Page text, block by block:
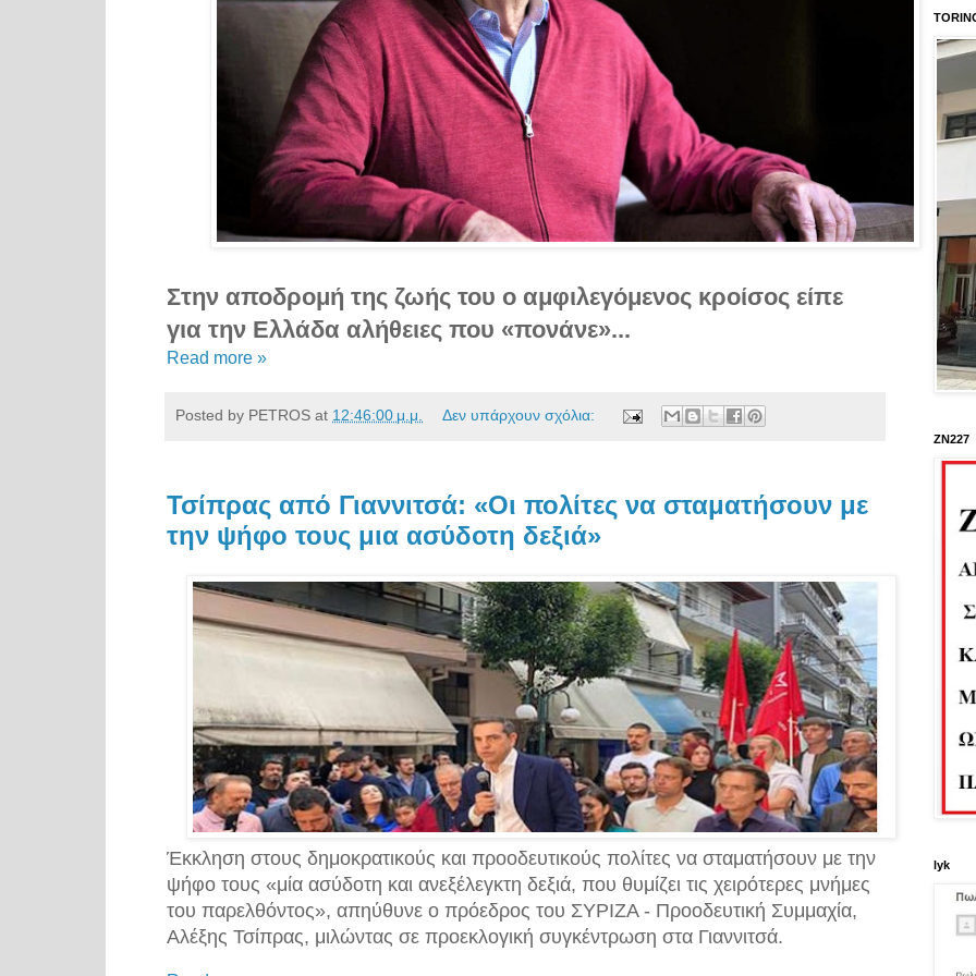
Στην αποδρομή της ζωής του ο αμφιλεγόμενος κροίσος είπε
για την Ελλάδα αλήθειες που «πονάνε»...
Read more »
Posted by PETROS at 12:46:00 μ.μ. Δεν υπάρχουν σχόλια:
Τσίπρας από Γιαννιτσά: «Οι πολίτες να σταματήσουν με
την ψήφο τους μια ασύδοτη δεξιά»
Έκκληση στους δημοκρατικούς και προοδευτικούς πολίτες να σταματήσουν με την
ψήφο τους «μία ασύδοτη και ανεξέλεγκτη δεξιά, που θυμίζει τις χειρότερες μνήμες
του παρελθόντος», απηύθυνε ο πρόεδρος του ΣΥΡΙΖΑ - Προοδευτική Συμμαχία,
Αλέξης Τσίπρας, μιλώντας σε προεκλογική συγκέντρωση στα Γιαννιτσά.
ΖΝ227
lyk